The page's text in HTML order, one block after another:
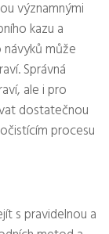
významnými
kazu a
může
Správná
ale i pro
dostatečnou
procesu
s pravidelnou a